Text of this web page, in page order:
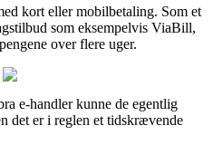
kort eller mobilbetaling. Som et
som eksempelvis ViaBill,
over flere uger.
e-handler kunne de egentlig
det er i reglen et tidskrævende